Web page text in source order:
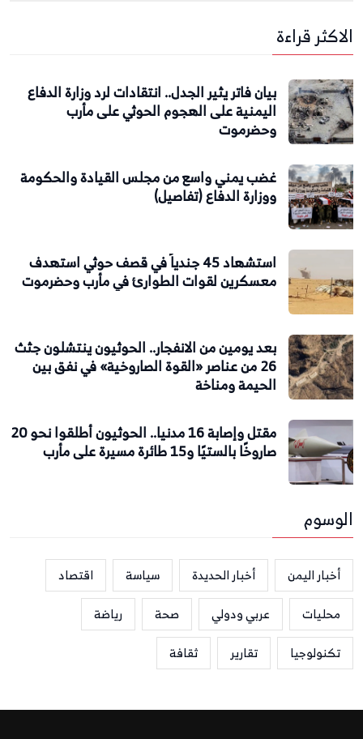
الاكثر قراءة
بيان فاتر يثير الجدل.. انتقادات لرد وزارة الدفاع
اليمنية على الهجوم الحوثي على مأرب
وحضرموت
غضب يمني واسع من مجلس القيادة والحكومة
ووزارة الدفاع (تفاصيل)
استشهاد 45 جندياً في قصف حوثي استهدف
معسكرين لقوات الطوارئ في مأرب وحضرموت
بعد يومين من الانفجار.. الحوثيون ينتشلون جثث
26 من عناصر «القوة الصاروخية» في نفق بين
الحيمة ومناخة
مقتل وإصابة 16 مدنيا.. الحوثيون أطلقوا نحو 20
صاروخًا بالستيًا و15 طائرة مسيرة على مأرب
الوسوم
أخبار اليمن أخبار الحديدة سياسة
اقتصاد
محليات
عربي ودولي صحة
رياضة
تكنولوجيا
تقارير ثقافة